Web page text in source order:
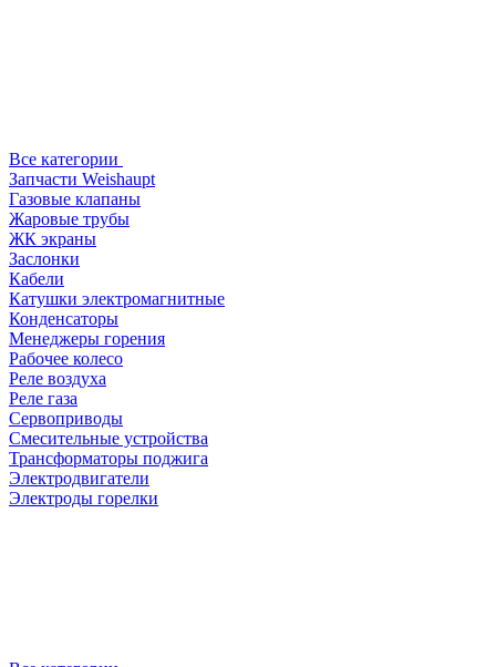
Все категории
Запчасти Weishaupt
Газовые клапаны
Жаровые трубы
ЖК экраны
Заслонки
Кабели
Катушки электромагнитные
Конденсаторы
Менеджеры горения
Рабочее колесо
Реле воздухa
Реле газа
Сервоприводы
Смесительные устройства
Трансформаторы поджига
Электродвигатели
Электроды горелки